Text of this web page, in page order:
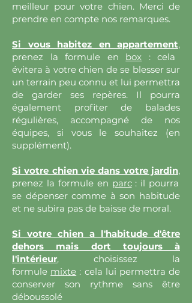
meilleur pour votre chien. Merci de
prendre en compte nos remarques.
Si vous habitez en appartement,
prenez la formule en box : cela
évitera à votre chien de se blesser sur
un terrain peu connu et lui permettra
de garder ses repères. Il pourra
également profiter de balades
régulières, accompagné de nos
équipes, si vous le souhaitez (en
supplément).
Si votre chien vie dans votre jardin,
prenez la formule en parc: il pourra
se dépenser comme à son habitude
et ne subira pas de baisse de moral.
Si votre chien a l'habitude d'être
dehors mais dort toujours à
l'intérieur, choisissez la
formule mixte : cela lui permettra de
conserver son rythme sans être
déboussolé